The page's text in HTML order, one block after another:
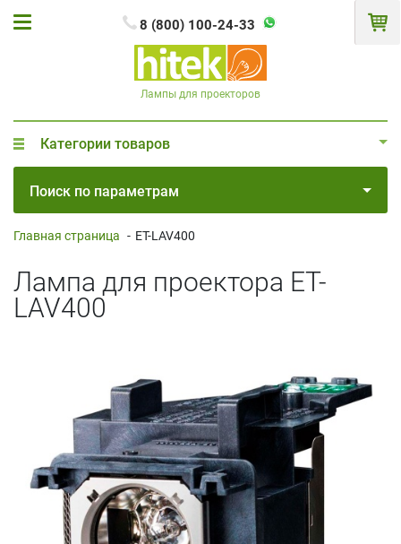
8 (800) 100-24-33
Лампы для проекторов
Категории товаров
Поиск по параметрам
Главная страница - ET-LAV400
Лампа для проектора ET-
LAV400